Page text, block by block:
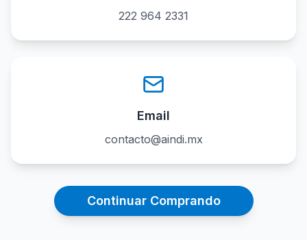
222 964 2331
Email
contacto@aindi.mx
Continuar Comprando